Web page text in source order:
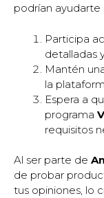
podrían
Participa
detalladas
Mantén
la
Espera a
programa
requisitos
Al ser parte de
de probar
tus opiniones, lo